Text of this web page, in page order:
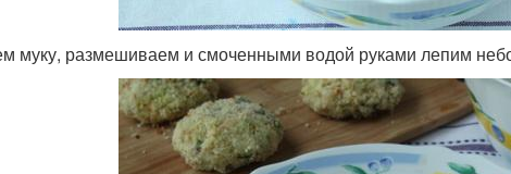
муку, размешиваем и смоченными водой руками лепим